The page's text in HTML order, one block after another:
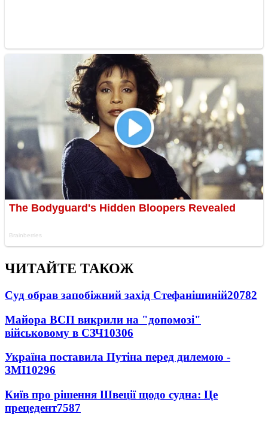
ЧИТАЙТЕ ТАКОЖ
Суд обрав запобіжний захід Стефанішиній20782
Майора ВСП викрили на "допомозі"
військовому в СЗЧ10306
Україна поставила Путіна перед дилемою -
ЗМІ10296
Київ про рішення Швеції щодо судна: Це
прецедент7587